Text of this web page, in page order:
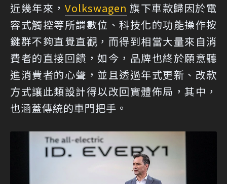
近幾年來， Volkswagen 旗下車款歸因於電
容式觸控等所謂數位、科技化的功能操作按
鍵群不夠直覺直觀，而得到相當大量來自消
費者的直接回饋，如今，品牌也終於願意聽
進消費者的心聲，並且透過年式更新、改款
方式讓此類設計得以改回實體佈局，其中，
也涵蓋傳統的車門把手。